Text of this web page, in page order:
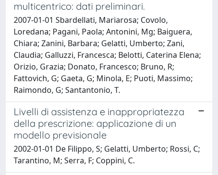
multicentrico: dati preliminari.
2007-01-01 Sbardellati, Mariarosa; Covolo,
Loredana; Pagani, Paola; Antonini, Mg; Baiguera,
Chiara; Zanini, Barbara; Gelatti, Umberto; Zani,
Claudia; Galluzzi, Francesca; Belotti, Caterina Elena;
Orizio, Grazia; Donato, Francesco; Bruno, R;
Fattovich, G; Gaeta, G; Minola, E; Puoti, Massimo;
Raimondo, G; Santantonio, T.
Livelli di assistenza e inappropriatezza
della prescrizione: applicazione di un
modello previsionale
2002-01-01 De Filippo, S; Gelatti, Umberto; Rossi, C;
Tarantino, M; Serra, F; Coppini, C.